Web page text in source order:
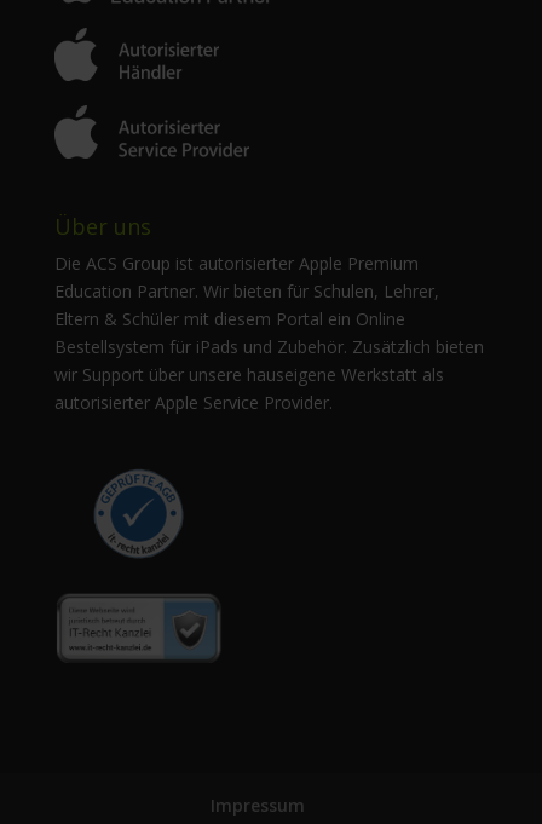
Über uns
Die ACS Group ist autorisierter Apple Premium
Education Partner. Wir bieten für Schulen, Lehrer,
Eltern & Schüler mit diesem Portal ein Online
Bestellsystem für iPads und Zubehör. Zusätzlich bieten
wir Support über unsere hauseigene Werkstatt als
autorisierter Apple Service Provider.
Impressum